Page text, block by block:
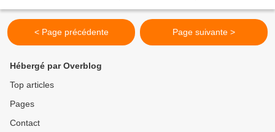
< Page précédente Page suivante >
Hébergé par Overblog
Top articles
Pages
Contact